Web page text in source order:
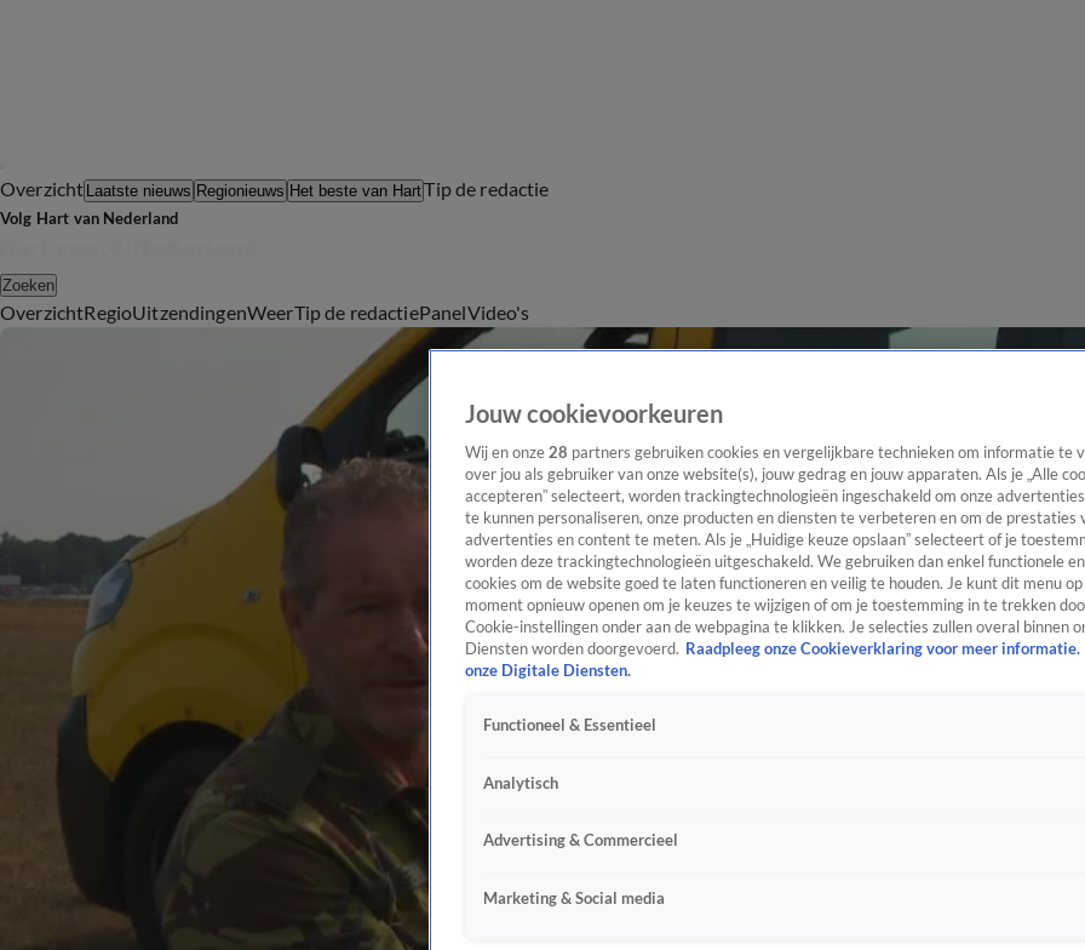
Overzicht Laatste nieuws Regionieuws Het beste van HartTip de redactie
Volg Hart van Nederland
Zoeken
OverzichtRegioUitzendingenWeerTip de redactiePanelVideo's
Jouw cookievoorkeuren
Wij en onze 28 partners gebruiken cookies en vergelijkbare technieken om informatie te
over jou als gebruiker van onze website(s), jouw gedrag en jouw apparaten. Als je „Alle
accepteren” selecteert, worden trackingtechnologieën ingeschakeld om onze
te kunnen personaliseren, onze producten en diensten te verbeteren en om de prestaties
advertenties en content te meten. Als je „Huidige keuze opslaan” selecteert of je
worden deze trackingtechnologieën uitgeschakeld. We gebruiken dan enkel functionele
cookies om de website goed te laten functioneren en veilig te houden. Je kunt dit menu
moment opnieuw openen om je keuzes te wijzigen of om je toestemming in te trekken
Cookie-instellingen onder aan de webpagina te klikken. Je selecties zullen overal binnen
Diensten worden doorgevoerd. Raadpleeg onze Cookieverklaring voor meer informatie.
onze Digitale Diensten.
Functioneel & Essentieel
Analytisch
Advertising & Commercieel
Marketing & Social media